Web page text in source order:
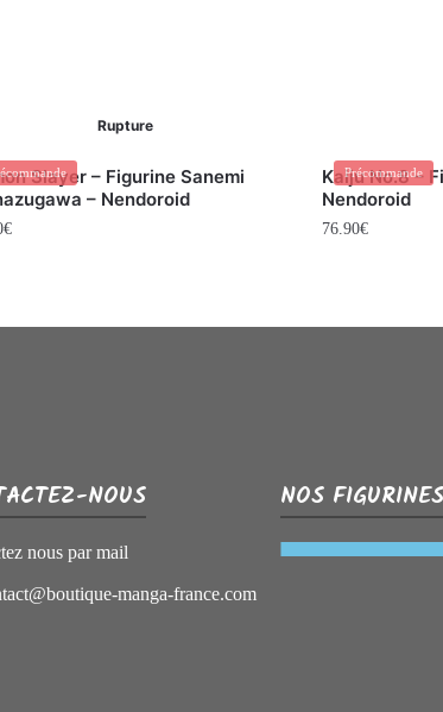
Rupture
Slayer – Figurine Sanemi
– Nendoroid
€
Précommande
Kaiju No.8 –
Nendoroid
76.90€
NOUS
nous par mail
manga-france.com
NOS